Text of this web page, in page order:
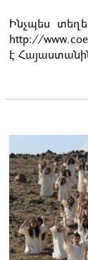
Ինչպես
http://
է